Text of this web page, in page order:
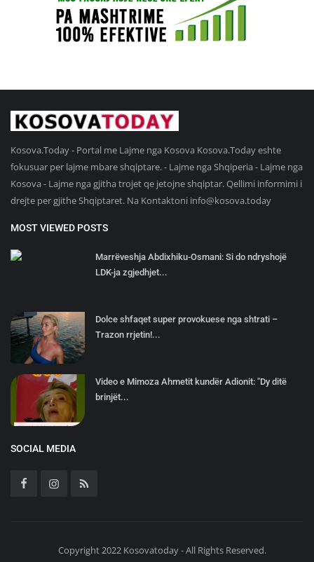
Kosova.Today - Portal me Lajme nga Kosova Kosova.Today eshte
fokusuar per lajme mbare shqiptare. - Lajme nga Shqiperia - Lajme nga
Kosova - Lajme nga gjitha trojet qe jetojne shqiptar. Qellimi informimi i
drejte per gjithe Shqiptaret. Na Kontaktoni info@kosova.today
MOST VIEWED POSTS
Marrëveshja Abdixhiku-Osmani: Si do ndryshojë
LDK-ja zgjedhjet...
Dolce shfaqet super provokuese nga shtrati –
Trazon rrjetin!...
Video e Mimoza Ahmetit kundër Adionit: "Dy ditë
brinjët...
SOCIAL MEDIA
Copyright 2022 Kosovatoday - All Rights Reserved.